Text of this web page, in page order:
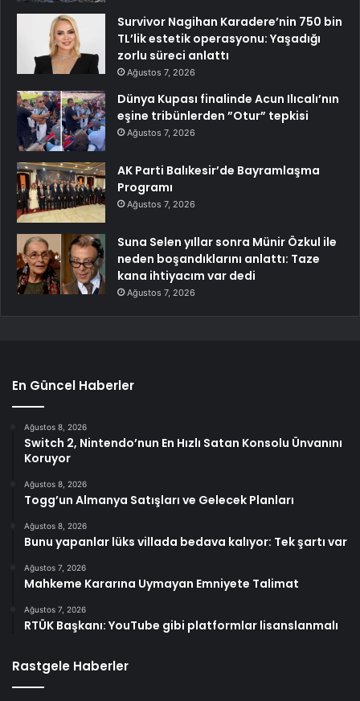
Survivor Nagihan Karadere’nin 750 bin
TL’lik estetik operasyonu: Yaşadığı
zorlu süreci anlattı
Ağustos 7, 2026
Dünya Kupası finalinde Acun Ilıcalı’nın
eşine tribünlerden ”Otur” tepkisi
Ağustos 7, 2026
AK Parti Balıkesir’de Bayramlaşma
Programı
Ağustos 7, 2026
Suna Selen yıllar sonra Münir Özkul ile
neden boşandıklarını anlattı: Taze
kana ihtiyacım var dedi
Ağustos 7, 2026
En Güncel Haberler
Ağustos 8, 2026
Switch 2, Nintendo’nun En Hızlı Satan Konsolu Ünvanını
Koruyor
Ağustos 8, 2026
Togg’un Almanya Satışları ve Gelecek Planları
Ağustos 8, 2026
Bunu yapanlar lüks villada bedava kalıyor: Tek şartı var
Ağustos 7, 2026
Mahkeme Kararına Uymayan Emniyete Talimat
Ağustos 7, 2026
RTÜK Başkanı: YouTube gibi platformlar lisanslanmalı
Rastgele Haberler